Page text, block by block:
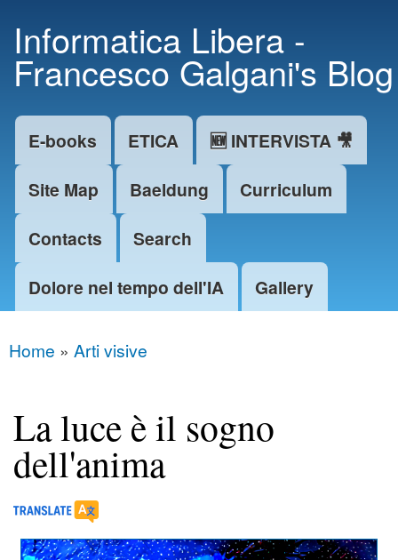
main
content
Informatica Libera -
Francesco Galgani's Blog
Main menu
E-books ETICA
🆕 INTERVISTA 🎥
Site Map
Baeldung
Curriculum
Contacts
Search
Dolore nel tempo dell'IA
Gallery
You are here
Home » Arti visive
La luce è il sogno
dell'anima